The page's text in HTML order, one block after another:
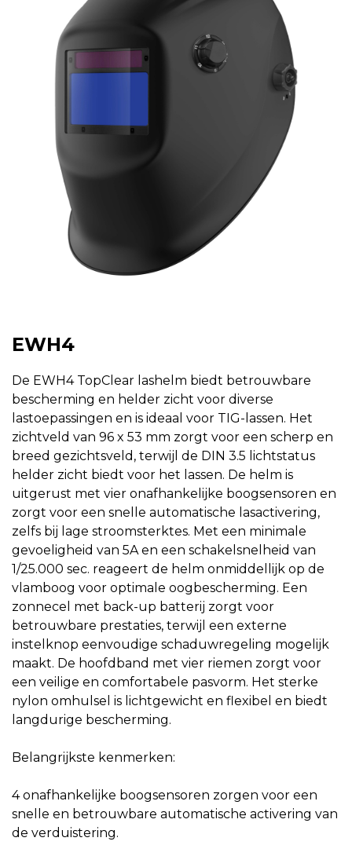
EWH4
De EWH4 TopClear lashelm biedt betrouwbare
bescherming en helder zicht voor diverse
lastoepassingen en is ideaal voor TIG-lassen. Het
zichtveld van 96 x 53 mm zorgt voor een scherp en
breed gezichtsveld, terwijl de DIN 3.5 lichtstatus
helder zicht biedt voor het lassen. De helm is
uitgerust met vier onafhankelijke boogsensoren en
zorgt voor een snelle automatische lasactivering,
zelfs bij lage stroomsterktes. Met een minimale
gevoeligheid van 5A en een schakelsnelheid van
1/25.000 sec. reageert de helm onmiddellijk op de
vlamboog voor optimale oogbescherming. Een
zonnecel met back-up batterij zorgt voor
betrouwbare prestaties, terwijl een externe
instelknop eenvoudige schaduwregeling mogelijk
maakt. De hoofdband met vier riemen zorgt voor
een veilige en comfortabele pasvorm. Het sterke
nylon omhulsel is lichtgewicht en flexibel en biedt
langdurige bescherming.
Belangrijkste kenmerken:
4 onafhankelijke boogsensoren zorgen voor een
snelle en betrouwbare automatische activering van
de verduistering.